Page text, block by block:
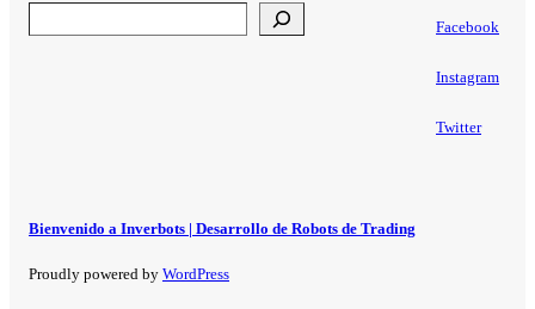
Facebook
Instagram
Twitter
Bienvenido a Inverbots | Desarrollo de Robots de Trading
Proudly powered by WordPress